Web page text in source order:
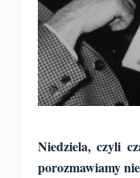
Niedziela, czyli
porozmawiamy